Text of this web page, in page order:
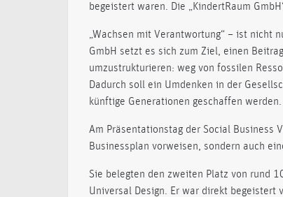
begeistert waren. Die „KindertRaum
„Wachsen mit Verantwortung“ – ist nicht
GmbH setzt es sich zum Ziel, einen
umzustrukturieren: weg von fossilen
Dadurch soll ein Umdenken in der
künftige Generationen geschaffen werden.
Am Präsentationstag der Social Business
Businessplan vorweisen, sondern auch
Sie belegten den zweiten Platz von rund
Universal Design. Er war direkt